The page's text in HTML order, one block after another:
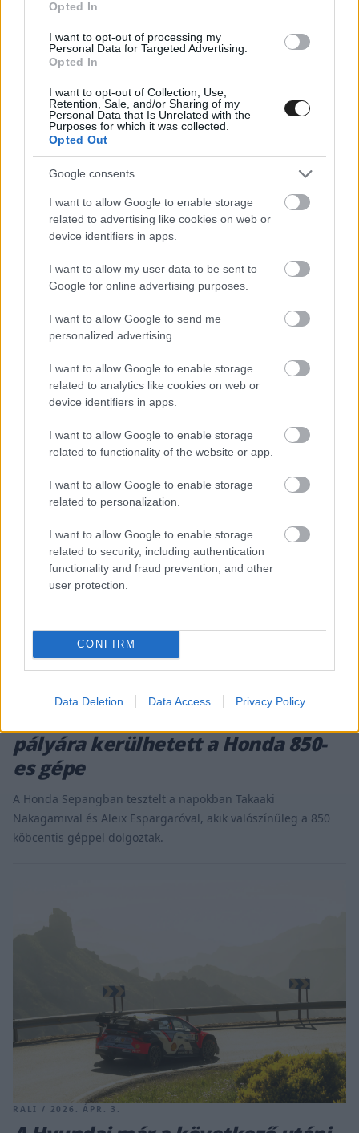
Opted In
I want to opt-out of processing my
Personal Data for Targeted Advertising.
Opted In
I want to opt-out of Collection, Use,
Retention, Sale, and/or Sharing of my
Personal Data that Is Unrelated with the
Purposes for which it was collected.
Opted Out
Google consents
I want to allow Google to enable storage
related to advertising like cookies on web or
device identifiers in apps.
I want to allow my user data to be sent to
Google for online advertising purposes.
I want to allow Google to send me
personalized advertising.
I want to allow Google to enable storage
related to analytics like cookies on web or
device identifiers in apps.
I want to allow Google to enable storage
related to functionality of the website or app.
I want to allow Google to enable storage
related to personalization.
I want to allow Google to enable storage
related to security, including authentication
functionality and fraud prevention, and other
user protection.
CONFIRM
Data Deletion Data Access Privacy Policy
A Yamahánál rájöttek, nem jó, ha
mindent Japánban tartanak, de ez
új problémákat is szült
A Yamaha technikai igazgatója elárulta, dolgoznak azon, hogy
a japán és az európai részlegeik között jobb legyen az
együttműködés.
MOTOR / 2026. ÁPR. 10.
Komolyan megsérült Aleix
pályára kerülhetett a Honda 850-
es gépe
A Honda Sepangban tesztelt a napokban Takaaki
Nakagamival és Aleix Espargaróval, akik valószínűleg a 850
köbcentis géppel dolgoztak.
RALI / 2026. ÁPR. 3.